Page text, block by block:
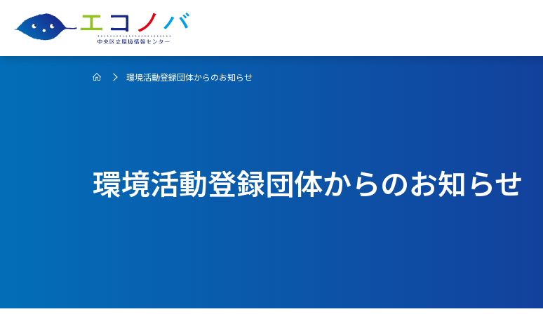
環境活動登録団体からのお知らせ
環境活動登録団体からのお知らせ